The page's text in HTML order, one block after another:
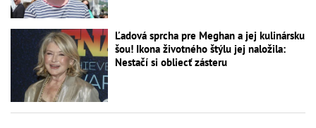
Ľadová sprcha pre Meghan a jej kulinársku
šou! Ikona životného štýlu jej naložila:
Nestačí si obliecť zásteru